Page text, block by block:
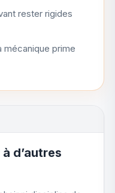
rester rigides
mécanique prime
d’autres